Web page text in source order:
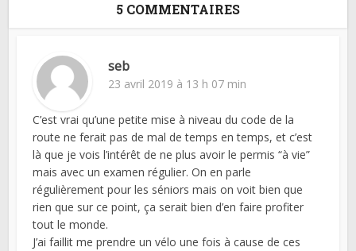
5 COMMENTAIRES
seb
23 avril 2019 à 13 h 07 min
C’est vrai qu’une petite mise à niveau du code de la
route ne ferait pas de mal de temps en temps, et c’est
là que je vois l’intérêt de ne plus avoir le permis “à vie”
mais avec un examen régulier. On en parle
régulièrement pour les séniors mais on voit bien que
rien que sur ce point, ça serait bien d’en faire profiter
tout le monde.
J’ai faillit me prendre un vélo une fois à cause de ces